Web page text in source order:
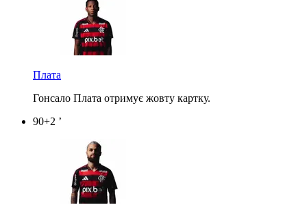
Плата
Гонсало Плата отримує жовту картку.
90+2 ’